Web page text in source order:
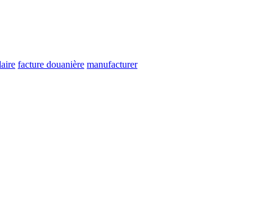
facture douanière manufacturer